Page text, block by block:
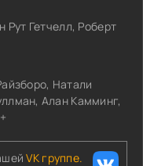
Рут Гетчелл, Роберт
Натали
Алан Камминг,
VK группе.